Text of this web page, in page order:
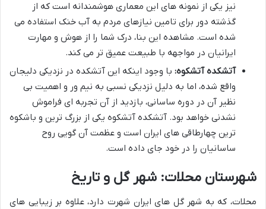
نیز یکی از نمونه های این معماری هوشمندانه است که از
گذشته دور برای تامین نیازهای مردم به آب خنک استفاده می
شده است. مشاهده این بنا، درک شما را از هوش و مهارت
ایرانیان در مواجهه با طبیعت عمیق تر می کند.
آتشکده آتشکوه: با وجود اینکه این آتشکده در نزدیکی دلیجان
واقع شده، اما به دلیل نزدیکی نسبی به نیم ور و اهمیت بی
نظیر آن در دوره ساسانی، بازدید از آن تجربه ای فراموش
نشدنی خواهد بود. آتشکده آتشکوه یکی از بزرگ ترین و باشکوه
ترین چهارطاقی های ایران است و عظمت آن گویی روح
ساسانیان را در خود جای داده است.
شهرستان محلات: شهر گل و تاریخ
محلات، که به شهر گل های ایران شهرت دارد، علاوه بر زیبایی های